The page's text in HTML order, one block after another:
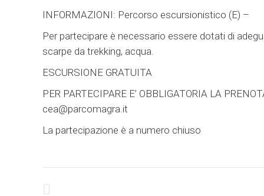
INFORMAZIONI: Percorso escursionistico (E) –
Per partecipare è necessario essere dotati di
scarpe da trekking, acqua.
ESCURSIONE GRATUITA
PER PARTECIPARE E’ OBBLIGATORIA LA
cea@parcomagra.it
La partecipazione è a numero chiuso
Post